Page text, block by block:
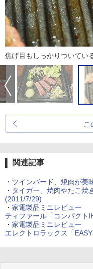
焦げ目もしっかりついてい
こ
関連記事
・ ツインバード、焼肉が美
・ タイガー、焼肉やたこ焼
(2011/7/29)
・ 家電製品ミニレビュー
ティファール「コンパクト
・ 家電製品ミニレビュー
エレクトロラックス「